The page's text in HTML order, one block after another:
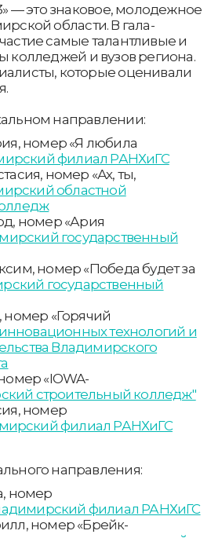
— это знаковое, молодежное
области. В гала-
самые талантливые и
колледжей и вузов региона.
которые оценивали
направлении:
номер «Я любила
филиал РАНХиГС
номер «Ах, ты,
областной
номер «Ария
государственный
номер «Победа будет за
государственный
«Горячий
технологий и
Владимирского
«IOWA-
cтроительный колледж"
номер
филиал РАНХиГС
направления:
номер
филиал РАНХиГС
номер «Брейк-